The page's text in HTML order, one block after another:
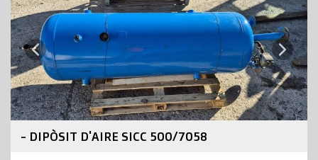
Previous Next
- DIPÒSIT D'AIRE SICC 500/7058